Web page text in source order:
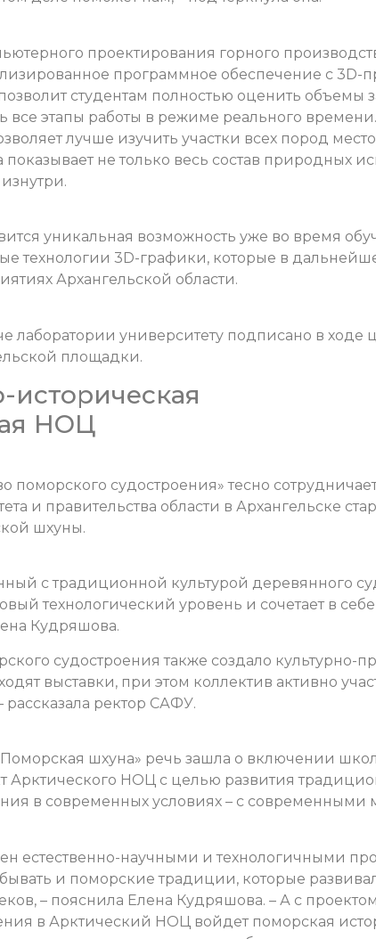
проектирования горного
программное обеспечение с 3D-
студентам полностью оценить объемы
все этапы работы в режиме реального
лучше изучить участки всех пород
показывает не только весь состав природных
уникальная возможность уже во время
технологии 3D-графики, которые в
Архангельской области.
лаборатории университету подписано в ходе
площадки.
историческая
НОЦ
поморского судостроения» тесно
и правительства области в Архангельске
шхуны.
с традиционной культурой деревянного
технологический уровень и сочетает в
Кудряшова.
судостроения также создало культурно-
выставки, при этом коллектив активно
рассказала ректор САФУ.
шхуна» речь зашла о включении
Арктического НОЦ с целью развития
в современных условиях – с современными
естественно-научными и технологичными
и поморские традиции, которые
– пояснила Елена Кудряшова. – А с
в Арктический НОЦ войдет поморская